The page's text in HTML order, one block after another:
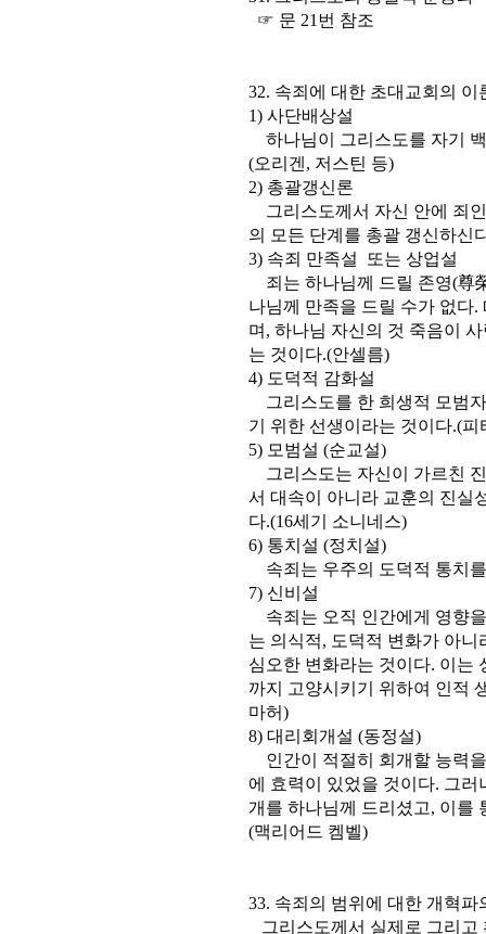
☞ 문 21번 참조
32. 속죄에 대한 초대교회의 이
1) 사단배상설
하나님이 그리스도를 자기
(오리겐, 저스틴 등)
2) 총괄갱신론
그리스도께서 자신 안에 죄
의 모든 단계를 총괄 갱신하신
3) 속죄 만족설 또는 상업설
죄는 하나님께 드릴 존영(尊
나님께 만족을 드릴 수가 없다
며, 하나님 자신의 것 죽음이
는 것이다.(안셀름)
4) 도덕적 감화설
그리스도를 한 희생적 모범
기 위한 선생이라는 것이다.(피
5) 모범설 (순교설)
그리스도는 자신이 가르친
서 대속이 아니라 교훈의 진실
다.(16세기 소니네스)
6) 통치설 (정치설)
속죄는 우주의 도덕적 통치
7) 신비설
속죄는 오직 인간에게 영향
는 의식적, 도덕적 변화가 아
심오한 변화라는 것이다. 이는
까지 고양시키기 위하여 인적
마허)
8) 대리회개설 (동정설)
인간이 적절히 회개할 능력
에 효력이 있었을 것이다. 그
개를 하나님께 드리셨고, 이를
(맥리어드 켐벨)
33. 속죄의 범위에 대한 개혁파
그리스도께서 실제로 그리고